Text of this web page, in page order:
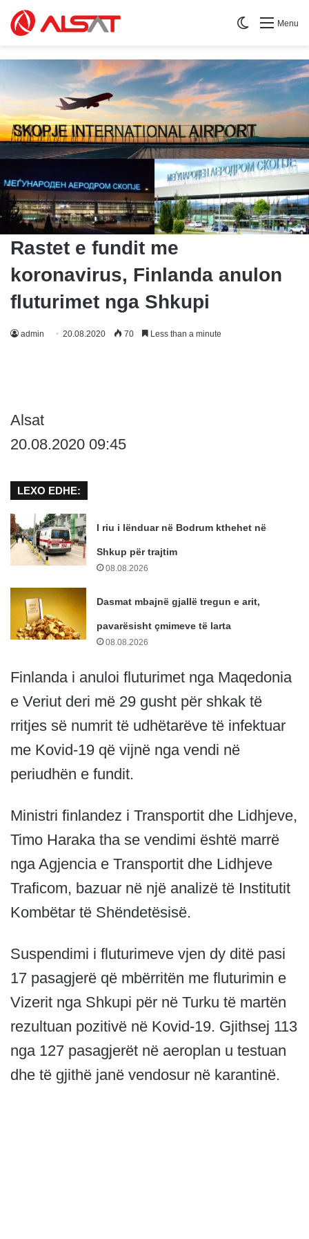
Menu
Switch skin
Rastet e fundit me
koronavirus, Finlanda anulon
fluturimet nga Shkupi
admin 20.08.2020 70 Less than a minute
Alsat
20.08.2020 09:45
LEXO EDHE:
I riu i lënduar në Bodrum kthehet në
Shkup për trajtim
08.08.2026
Dasmat mbajnë gjallë tregun e arit,
pavarësisht çmimeve të larta
08.08.2026
Finlanda i anuloi fluturimet nga Maqedonia
e Veriut deri më 29 gusht për shkak të
rritjes së numrit të udhëtarëve të infektuar
me Kovid-19 që vijnë nga vendi në
periudhën e fundit.
Ministri finlandez i Transportit dhe Lidhjeve,
Timo Haraka tha se vendimi është marrë
nga Agjencia e Transportit dhe Lidhjeve
Traficom, bazuar në një analizë të Institutit
Kombëtar të Shëndetësisë.
Suspendimi i fluturimeve vjen dy ditë pasi
17 pasagjerë që mbërritën me fluturimin e
Vizerit nga Shkupi për në Turku të martën
rezultuan pozitivë në Kovid-19. Gjithsej 113
nga 127 pasagjerët në aeroplan u testuan
dhe të gjithë janë vendosur në karantinë.